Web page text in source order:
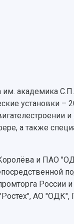
им. академика
установки –
и
а также
и ПАО
России и
АО "ОДК",